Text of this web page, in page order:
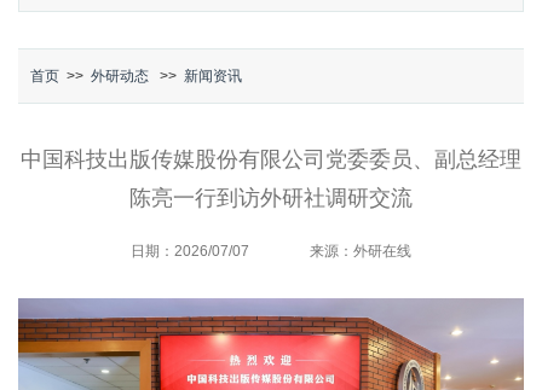
首页 >> 外研动态 >> 新闻资讯
中国科技出版传媒股份有限公司党委委员、副总经理
陈亮一行到访外研社调研交流
日期：2026/07/07 来源：外研在线